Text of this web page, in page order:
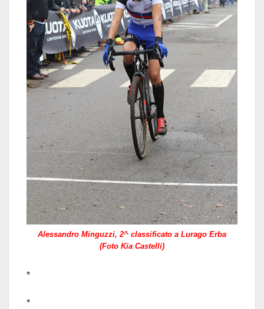
Alessandro Minguzzi, 2^ classificato a Lurago Erba
(Foto Kia Castelli)
*
*